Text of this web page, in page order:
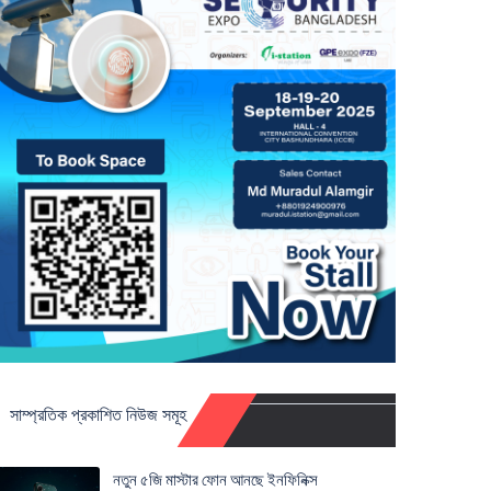
সাম্প্রতিক প্রকাশিত নিউজ সমূহ
নতুন ৫জি মাস্টার ফোন আনছে ইনফিনিক্স